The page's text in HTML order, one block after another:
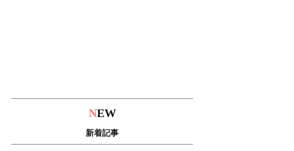
NEW
新着記事